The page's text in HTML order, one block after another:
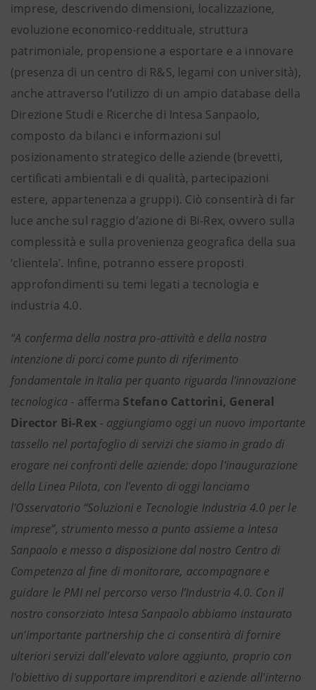
imprese, descrivendo dimensioni, localizzazione,
evoluzione economico-reddituale, struttura
patrimoniale, propensione a esportare e a innovare
(presenza di un centro di R&S, legami con università),
anche attraverso l’utilizzo di un ampio database della
Direzione Studi e Ricerche di Intesa Sanpaolo,
composto da bilanci e informazioni sul
posizionamento strategico delle aziende (brevetti,
certificati ambientali e di qualità, partecipazioni
estere, appartenenza a gruppi). Ciò consentirà di far
luce anche sul raggio d’azione di Bi-Rex, ovvero sulla
complessità e sulla provenienza geografica della sua
‘clientela’. Infine, potranno essere proposti
approfondimenti su temi legati a tecnologia e
industria 4.0.
“A conferma della nostra pro-attività e della nostra
intenzione di porci come punto di riferimento
fondamentale in Italia per quanto riguarda l'innovazione
tecnologica - afferma Stefano Cattorini, General
Director Bi-Rex - aggiungiamo oggi un nuovo importante
tassello nel portafoglio di servizi che siamo in grado di
erogare nei confronti delle aziende: dopo l'inaugurazione
della Linea Pilota, con l'evento di oggi lanciamo
l'Osservatorio “Soluzioni e Tecnologie Industria 4.0 per le
imprese”, strumento messo a punto assieme a Intesa
Sanpaolo e messo a disposizione dal nostro Centro di
Competenza al fine di monitorare, accompagnare e
guidare le PMI nel percorso verso l’Industria 4.0. Con il
nostro consorziato Intesa Sanpaolo abbiamo instaurato
un'importante partnership che ci consentirà di fornire
ulteriori servizi dall'elevato valore aggiunto, proprio con
l'obiettivo di supportare imprenditori e aziende all'interno